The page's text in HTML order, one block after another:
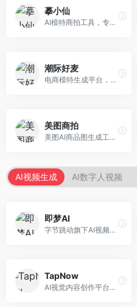
摹小仙
AI模特商拍工具，专注于服装电商。面向服装电商卖家，提供虚拟模特试穿、商品展示图生成等服务，模特形象多样，拍摄成本低。
潮际好麦
电商模特生成平台，支持AI虚拟模特创作。面向服装和配饰电商，提供模特试穿、商品展示、营销素材生成等服务，模特形象可定制。
美图商拍
美图AI商品图生成工具，整合美图生态。面向电商卖家，提供商品图美化、模特替换、场景生成等服务，移动端操作便捷。
AI视频生成 AI数字人视频
即梦AI
字节跳动旗下AI视频创作平台，支持多模态内容生成。面向内容创作者和营销人员，提供文生视频、图生视频、智能剪辑等功能，中文理解能力强，创作效率高。
TapNow
AI视觉内容创作平台，整合图像与视频生成能力。面向内容创作者，提供文生图、文生视频、智能编辑等服务，创作工具丰富，一站式体验便捷。